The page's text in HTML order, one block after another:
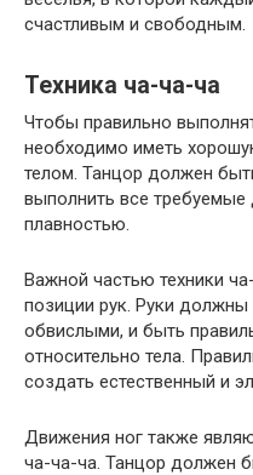
счастливым и свободным.
Техника ча-ча-ча
Чтобы правильно
необходимо иметь
телом. Танцор должен
выполнить все
плавностью.
Важной частью техники
позиции рук. Руки
обвислыми, и быть
относительно тела.
создать естественный и
Движения ног также
ча-ча-ча. Танцор должен